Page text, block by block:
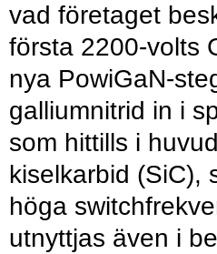
vad företaget
första 2200-volts
nya PowiGaN-
galliumnitrid in i
som hittills i
kiselkarbid (SiC),
höga
utnyttjas även i